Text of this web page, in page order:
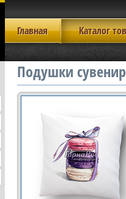
Главная Каталог
Подушки